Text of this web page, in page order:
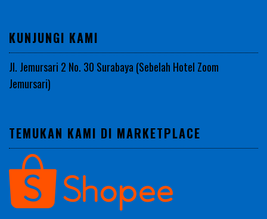
KUNJUNGI KAMI
Jl. Jemursari 2 No. 30 Surabaya (Sebelah Hotel Zoom
Jemursari)
TEMUKAN KAMI DI MARKETPLACE